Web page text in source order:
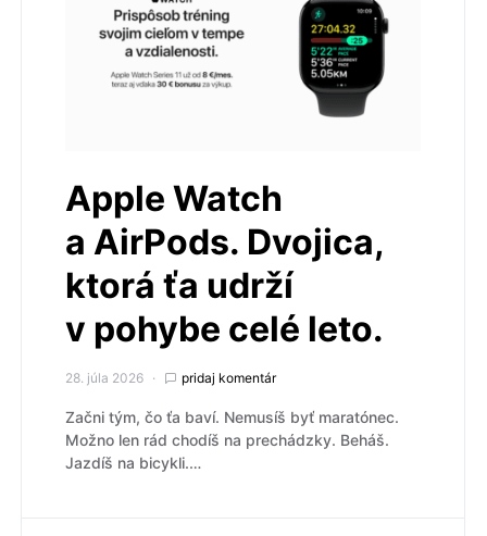
Apple Watch
a AirPods. Dvojica,
ktorá ťa udrží
v pohybe celé leto.
28. júla 2026 pridaj komentár
Začni tým, čo ťa baví. Nemusíš byť maratónec.
Možno len rád chodíš na prechádzky. Beháš.
Jazdíš na bicykli.…